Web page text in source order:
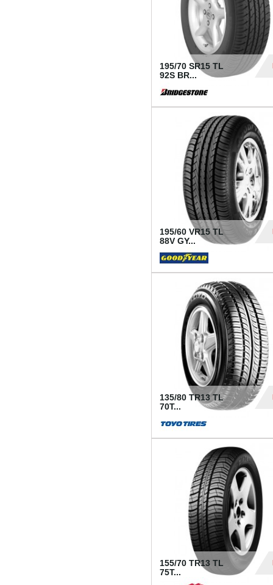
195/70 SR15 TL
92S BR...
195/60 VR15 TL
88V GY...
135/80 TR13 TL
70T...
155/70 TR13 TL
75T...